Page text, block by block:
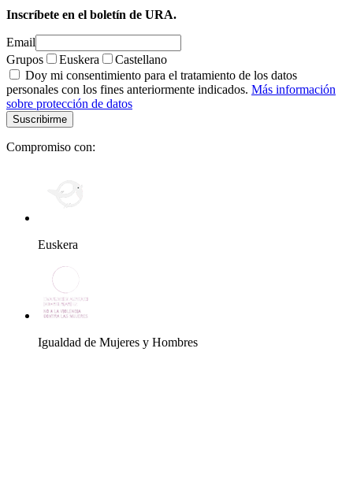
Inscríbete en el boletín de URA.
Email
Grupos
Euskera
Castellano
Doy mi consentimiento para el tratamiento de los datos
personales con los fines anteriormente indicados. Más información
sobre protección de datos
Compromiso con:
Euskera
Igualdad de Mujeres y Hombres